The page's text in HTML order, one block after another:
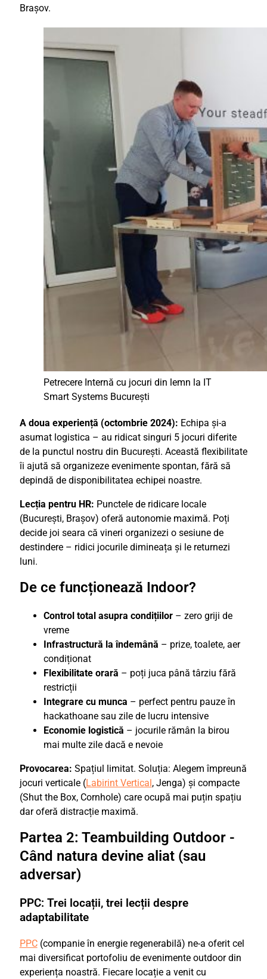
Brașov.
Petrecere Internă cu jocuri din lemn la IT
Smart Systems București
A doua experiență (octombrie 2024): Echipa și-a
asumat logistica – au ridicat singuri 5 jocuri diferite
de la punctul nostru din București. Această flexibilitate
îi ajută să organizeze evenimente spontan, fără să
depindă de disponibilitatea echipei noastre.
Lecția pentru HR: Punctele de ridicare locale
(București, Brașov) oferă autonomie maximă. Poți
decide joi seara că vineri organizezi o sesiune de
destindere – ridici jocurile dimineața și le returnezi
luni.
De ce funcționează Indoor?
Control total asupra condițiilor– zero griji de
vreme
Infrastructură la îndemână – prize, toalete, aer
condiționat
Flexibilitate orară – poți juca până târziu fără
restricții
Integrare cu munca – perfect pentru pauze în
hackathoane sau zile de lucru intensive
Economie logistică – jocurile rămân la birou
mai multe zile dacă e nevoie
Provocarea: Spațiul limitat. Soluția: Alegem împreună
jocuri verticale (Labirint Vertical, Jenga) și compacte
(Shut the Box, Cornhole) care ocupă mai puțin spațiu
dar oferă distracție maximă.
Partea 2: Teambuilding Outdoor -
Când natura devine aliat (sau
adversar)
PPC: Trei locații, trei lecții despre
adaptabilitate
PPC(companie în energie regenerabilă) ne-a oferit cel
mai diversificat portofoliu de evenimente outdoor din
experiența noastră. Fiecare locație a venit cu